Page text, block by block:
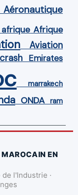
Aéronautique
afrique Afrique
Aviation
crash Emirates
marrakech
ONDA ram
EN
l'Industrie ·